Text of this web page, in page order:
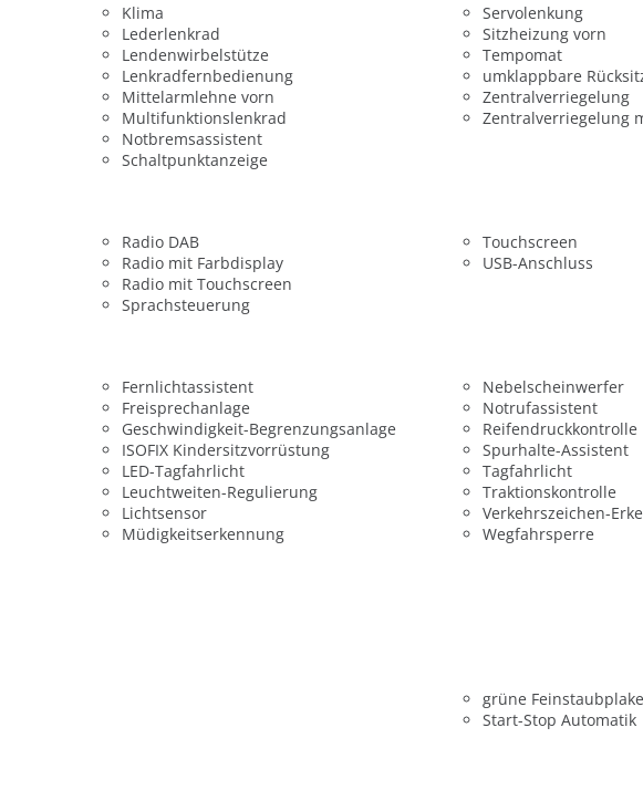
Klima
Lederlenkrad
Lendenwirbelstütze
Lenkradfernbedienung
Mittelarmlehne vorn
Multifunktionslenkrad
Notbremsassistent
Schaltpunktanzeige
Servolenkung
Sitzheizung vorn
Tempomat
umklappbare
Zentralverriegelung
Zentralverriegelung
Radio DAB
Radio mit Farbdisplay
Radio mit Touchscreen
Sprachsteuerung
Touchscreen
USB-Anschluss
Fernlichtassistent
Freisprechanlage
Geschwindigkeit-Begrenzungsanlage
ISOFIX Kindersitzvorrüstung
LED-Tagfahrlicht
Leuchtweiten-Regulierung
Lichtsensor
Müdigkeitserkennung
Nebelscheinwerfer
Notrufassistent
Reifendruckkontrolle
Spurhalte-Assistent
Tagfahrlicht
Traktionskontrolle
Verkehrszeichen-
Wegfahrsperre
grüne
Start-Stop Automatik